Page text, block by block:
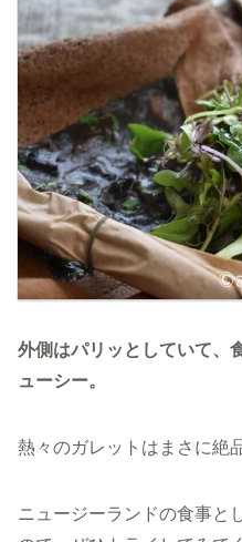
外側はパリッとしていて、
ューシー。
熱々のガレットはまさに絶
ニュージーランドの食事と